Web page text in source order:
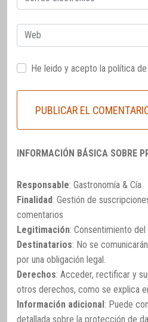
electrónico
Web
He leido y acepto la política
INFORMACIÓN BÁSICA SOBRE
Responsable: Gastronomía & Cía
Finalidad: Gestión de
comentarios
Legitimación: Consentimiento
Destinatarios: No se
por una obligación legal.
Derechos: Acceder, rectificar y
otros derechos, como se explica
Información adicional: Puede
detallada sobre la protección de